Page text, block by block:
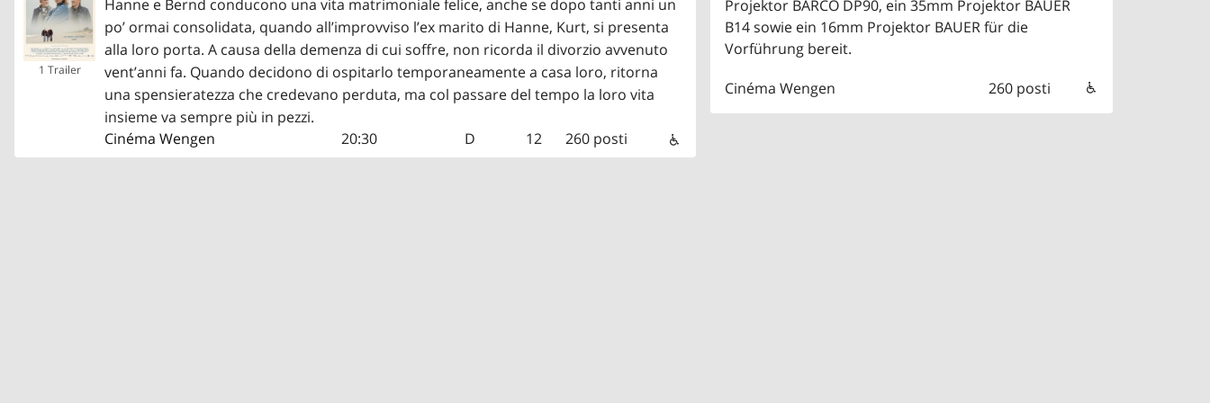
1 Trailer
Hanne e Bernd conducono una vita matrimoniale felice, anche se dopo tanti anni un
po’ ormai consolidata, quando all’improvviso l’ex marito di Hanne, Kurt, si presenta
alla loro porta. A causa della demenza di cui soffre, non ricorda il divorzio avvenuto
vent’anni fa. Quando decidono di ospitarlo temporaneamente a casa loro, ritorna
una spensieratezza che credevano perduta, ma col passare del tempo la loro vita
insieme va sempre più in pezzi.
Cinéma Wengen
20:30 D 12 260 posti
Projektor BARCO DP90, ein 35mm Projektor BAUER
B14 sowie ein 16mm Projektor BAUER für die
Vorführung bereit.
Cinéma Wengen
260 posti